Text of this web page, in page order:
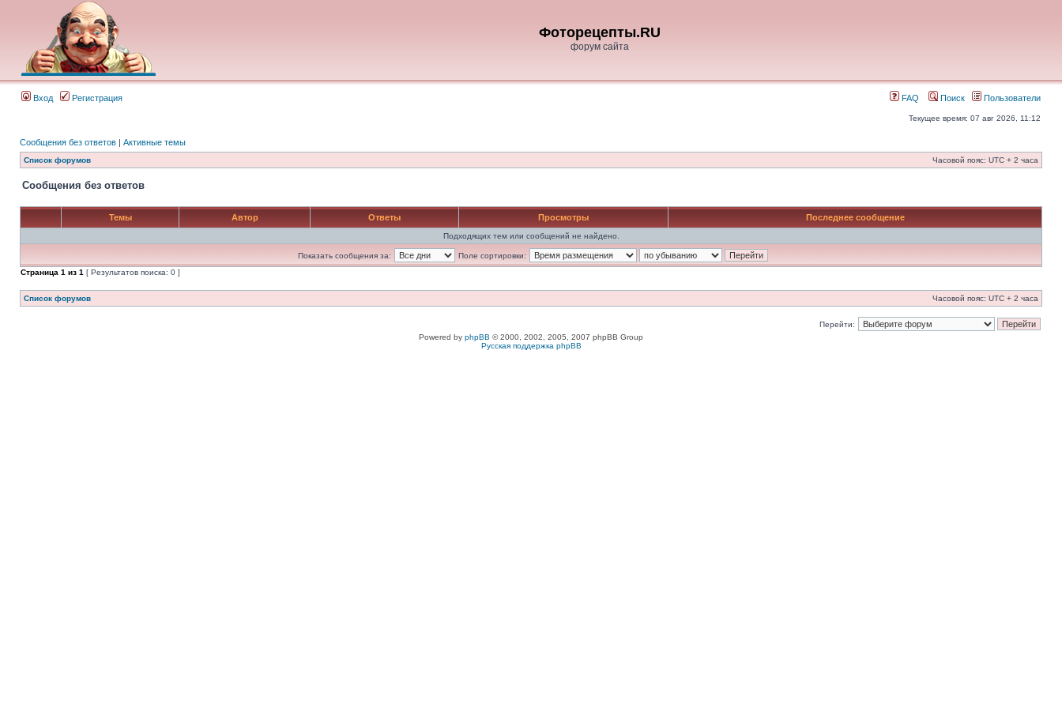
Фоторецепты.RU
форум сайта
Вход Регистрация FAQ Поиск Пользователи
Текущее время: 07 авг 2026, 11:12
Сообщения без ответов | Активные темы
Список форумов Часовой пояс: UTC + 2 часа
Сообщения без ответов
Темы Автор Ответы Просмотры Последнее сообщение
Подходящих тем или сообщений не найдено.
Показать сообщения за:
Поле сортировки:
Страница 1 из 1 [ Результатов поиска: 0 ]
Список форумов Часовой пояс: UTC + 2 часа
Перейти:
Powered by phpBB © 2000, 2002, 2005, 2007 phpBB Group
Русская поддержка phpBB